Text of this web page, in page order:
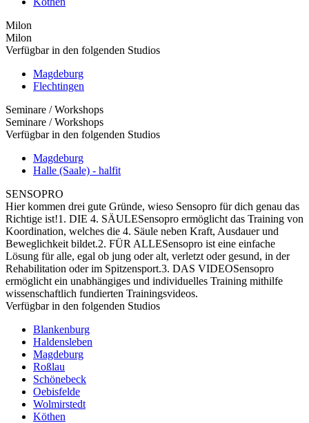
Milon
Milon
Verfügbar in den folgenden Studios
Magdeburg
Flechtingen
Seminare / Workshops
Seminare / Workshops
Verfügbar in den folgenden Studios
Magdeburg
Halle (Saale) - halfit
SENSOPRO
Hier kommen drei gute Gründe, wieso Sensopro für dich genau das
Richtige ist!1. DIE 4. SÄULESensopro ermöglicht das Training von
Koordination, welches die 4. Säule neben Kraft, Ausdauer und
Beweglichkeit bildet.2. FÜR ALLESensopro ist eine einfache
Lösung für alle, egal ob jung oder alt, verletzt oder gesund, in der
Rehabilitation oder im Spitzensport.3. DAS VIDEOSensopro
ermöglicht ein unabhängiges und individuelles Training mithilfe
wissenschaftlich fundierten Trainingsvideos.
Verfügbar in den folgenden Studios
Blankenburg
Haldensleben
Magdeburg
Roßlau
Schönebeck
Oebisfelde
Wolmirstedt
Köthen